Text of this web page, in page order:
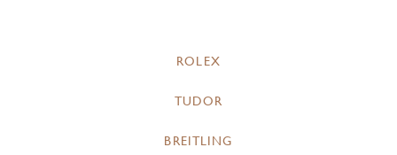
ROLEX
TUDOR
BREITLING